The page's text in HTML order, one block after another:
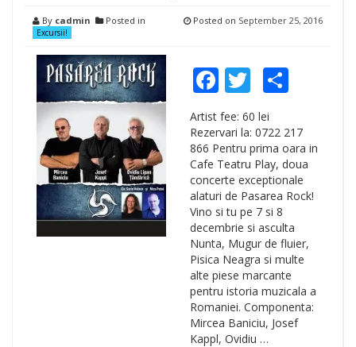
By cadmin Posted in
Excursii!
Posted on September 25, 2016
Facebook
TwitterShare
Artist fee: 60 lei
Rezervari la: 0722 217
866 Pentru prima oara in
Cafe Teatru Play, doua
concerte exceptionale
alaturi de Pasarea Rock!
Vino si tu pe 7 si 8
decembrie si asculta
Nunta, Mugur de fluier,
Pisica Neagra si multe
alte piese marcante
pentru istoria muzicala a
Romaniei. Componenta:
Mircea Baniciu, Josef
Kappl, Ovidiu …